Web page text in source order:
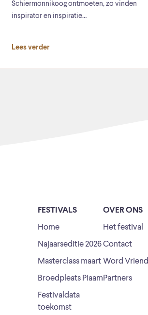
Schiermonnikoog ontmoeten, zo vinden
inspirator en inspiratie…
Lees verder
FESTIVALS
Home
Najaarseditie 2026
Masterclass maart
Broedpleats Piaam
Festivaldata
toekomst
OVER ONS
Het festival
Contact
Word Vriend
Partners